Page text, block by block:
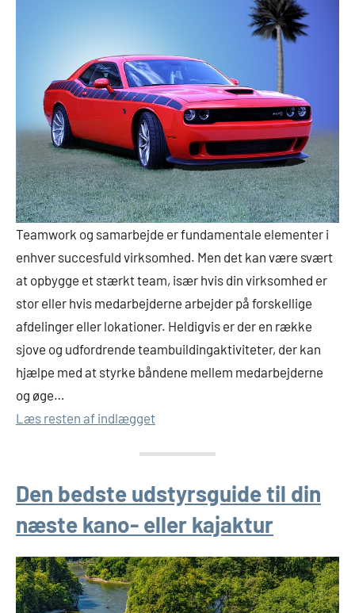
Teamwork og samarbejde er fundamentale elementer i
enhver succesfuld virksomhed. Men det kan være svært
at opbygge et stærkt team, især hvis din virksomhed er
stor eller hvis medarbejderne arbejder på forskellige
afdelinger eller lokationer. Heldigvis er der en række
sjove og udfordrende teambuildingaktiviteter, der kan
hjælpe med at styrke båndene mellem medarbejderne
og øge…
Læs resten af indlægget
Den bedste udstyrsguide til din
næste kano- eller kajaktur